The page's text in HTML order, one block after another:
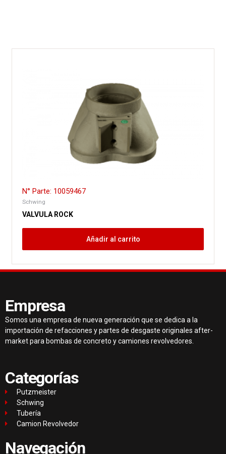
N° Parte: 10059467
Schwing
VALVULA ROCK
Añadir al carrito
Empresa
Somos una empresa de nueva generación que se dedica a la
importación de refacciones y partes de desgaste originales after-
market para bombas de concreto y camiones revolvedores.
Categorías
Putzmeister
Schwing
Tubería
Camion Revolvedor
Navegación